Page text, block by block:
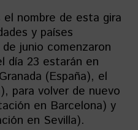
el nombre de esta gira
y países
junio comenzaron
día 23 estarán en
(España), el
para volver de nuevo
en Barcelona) y
en Sevilla).